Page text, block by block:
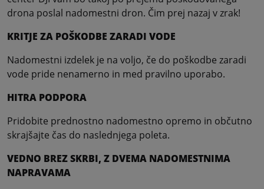
drona poslal nadomestni dron. Čim prej nazaj v zrak!
KRITJE ZA POŠKODBE ZARADI VODE
Nadomestni izdelek je na voljo, če do poškodbe zaradi
vode pride nenamerno in med pravilno uporabo.
HITRA PODPORA
Pridobite prednostno nadomestno opremo in občutno
skrajšajte čas do naslednjega poleta.
VEDNO BREZ SKRBI, Z DVEMA NADOMESTNIMA
NAPRAVAMA